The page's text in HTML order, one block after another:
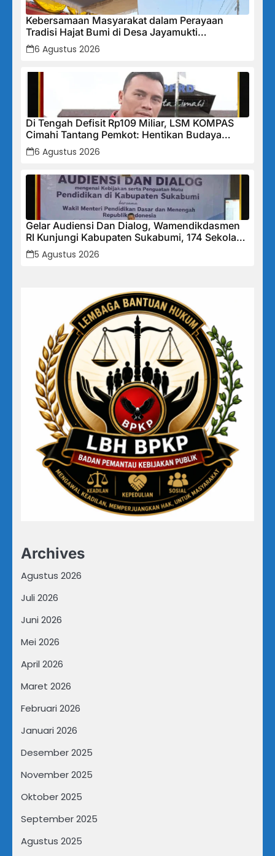
Kebersamaan Masyarakat dalam Perayaan
Tradisi Hajat Bumi di Desa Jayamukti
Kecamatan Banyusari
6 Agustus 2026
Di Tengah Defisit Rp109 Miliar, LSM KOMPAS
Cimahi Tantang Pemkot: Hentikan Budaya
Tutup-Tutupan, Buka Data Keuangan Sekarang!
6 Agustus 2026
Gelar Audiensi Dan Dialog, Wamendikdasmen
RI Kunjungi Kabupaten Sukabumi, 174 Sekolah
Mendapat Bantuan Rehabilitasi
5 Agustus 2026
Archives
Agustus 2026
Juli 2026
Juni 2026
Mei 2026
April 2026
Maret 2026
Februari 2026
Januari 2026
Desember 2025
November 2025
Oktober 2025
September 2025
Agustus 2025